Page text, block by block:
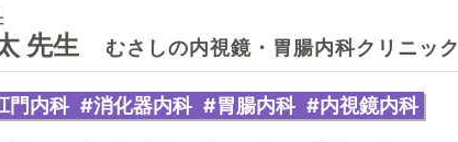
事
先生 むさしの内視鏡・胃腸内科クリニック
門内科 #消化器内科 #胃腸内科 #内視鏡内科